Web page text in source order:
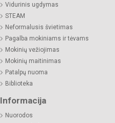
Vidurinis ugdymas
STEAM
Neformalusis švietimas
Pagalba mokiniams ir tėvams
Mokinių vežiojimas
Mokinių maitinimas
Patalpų nuoma
Biblioteka
Informacija
Nuorodos